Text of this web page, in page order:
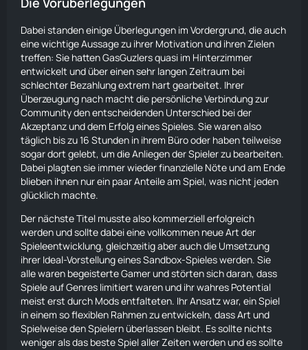
Dabei standen einige Überlegungen im Vordergrund, die auch
eine wichtige Aussage zu ihrer Motivation und ihren Zielen
treffen: Sie hatten GasGuzlers quasi im Hinterzimmer
entwickelt und über einen sehr langen Zeitraum bei
schlechter Bezahlung extrem hart gearbeitet. Ihrer
Überzeugung nach macht die persönliche Verbindung zur
Community den entscheidenden Unterschied bei der
Akzeptanz und dem Erfolg eines Spieles. Sie waren also
täglich bis zu 16 Stunden in ihrem Büro oder haben teilweise
sogar dort gelebt, um die Anliegen der Spieler zu bearbeiten.
Dabei plagten sie immer wieder finanzielle Nöte und am Ende
blieben ihnen nur ein paar Anteile am Spiel, was nicht jeden
glücklich machte.
Der nächste Titel musste also kommerziell erfolgreich
werden und sollte dabei eine vollkommen neue Art der
Spieleentwicklung, gleichzeitig aber auch die Umsetzung
ihrer Ideal-Vorstellung eines Sandbox-Spieles werden. Sie
alle waren begeisterte Gamer und störten sich daran, dass
Spiele auf Genres limitiert waren und ihr wahres Potential
meist erst durch Mods entfalteten. Ihr Ansatz war, ein Spiel
in einem so flexiblen Rahmen zu entwickeln, dass Art und
Spielweise den Spielern überlassen bleibt. Es sollte nichts
weniger als das beste Spiel aller Zeiten werden und es sollte